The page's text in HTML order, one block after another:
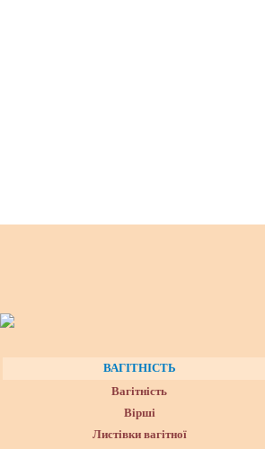
ВАГІТНІСТЬ
Вагітність
Вірші
Листівки вагітної